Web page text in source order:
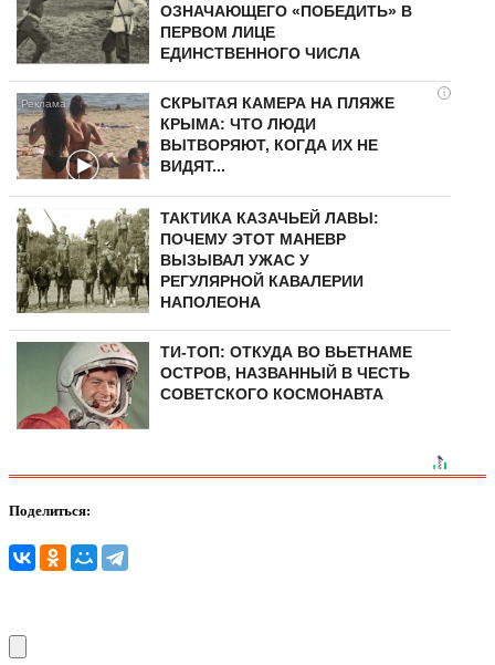
ОЗНАЧАЮЩЕГО «ПОБЕДИТЬ» В
ПЕРВОМ ЛИЦЕ
ЕДИНСТВЕННОГО ЧИСЛА
i
СКРЫТАЯ КАМЕРА НА ПЛЯЖЕ
КРЫМА: ЧТО ЛЮДИ
ВЫТВОРЯЮТ, КОГДА ИХ НЕ
ВИДЯТ...
ТАКТИКА КАЗАЧЬЕЙ ЛАВЫ:
ПОЧЕМУ ЭТОТ МАНЕВР
ВЫЗЫВАЛ УЖАС У
РЕГУЛЯРНОЙ КАВАЛЕРИИ
НАПОЛЕОНА
ТИ-ТОП: ОТКУДА ВО ВЬЕТНАМЕ
ОСТРОВ, НАЗВАННЫЙ В ЧЕСТЬ
СОВЕТСКОГО КОСМОНАВТА
Поделиться: